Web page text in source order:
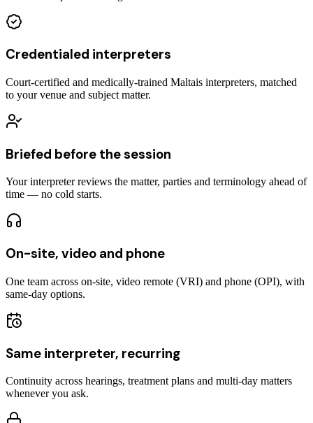
Credentialed interpreters
Court-certified and medically-trained Maltais interpreters, matched
to your venue and subject matter.
Briefed before the session
Your interpreter reviews the matter, parties and terminology ahead of
time — no cold starts.
On-site, video and phone
One team across on-site, video remote (VRI) and phone (OPI), with
same-day options.
Same interpreter, recurring
Continuity across hearings, treatment plans and multi-day matters
whenever you ask.